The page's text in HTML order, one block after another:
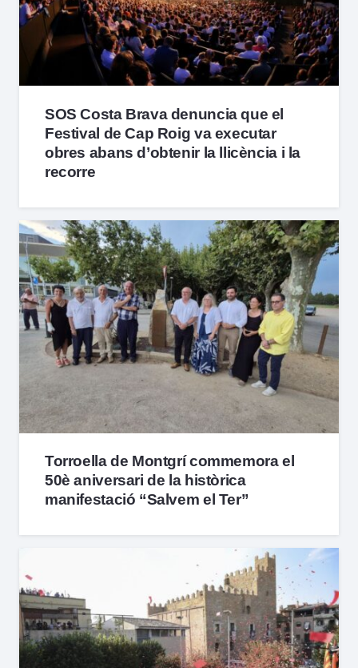
SOS Costa Brava denuncia que el
Festival de Cap Roig va executar
obres abans d’obtenir la llicència i la
recorre
Torroella de Montgrí commemora el
50è aniversari de la històrica
manifestació “Salvem el Ter”